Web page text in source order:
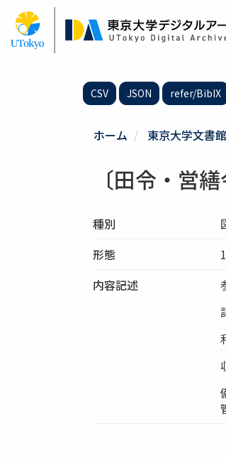
ン
CSV JSON refer/BibIX
ホーム 東京大学文書
〔田令・営繕
種別
形態
内容記述